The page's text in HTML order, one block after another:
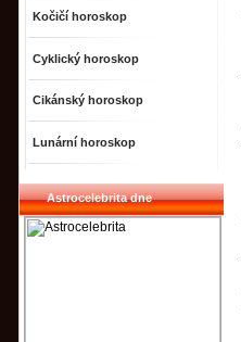
Kočičí horoskop
Cyklický horoskop
Cikánský horoskop
Lunární horoskop
Astrocelebrita dne